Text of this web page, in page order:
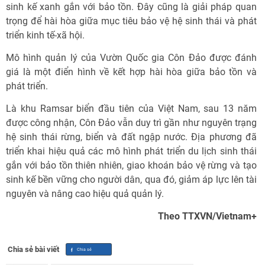
sinh kế xanh gắn với bảo tồn. Đây cũng là giải pháp quan
trọng để hài hòa giữa mục tiêu bảo vệ hệ sinh thái và phát
triển kinh tế-xã hội.
Mô hình quản lý của Vườn Quốc gia Côn Đảo được đánh
giá là một điển hình về kết hợp hài hòa giữa bảo tồn và
phát triển.
Là khu Ramsar biển đầu tiên của Việt Nam, sau 13 năm
được công nhận, Côn Đảo vẫn duy trì gần như nguyên trạng
hệ sinh thái rừng, biển và đất ngập nước. Địa phương đã
triển khai hiệu quả các mô hình phát triển du lịch sinh thái
gắn với bảo tồn thiên nhiên, giao khoán bảo vệ rừng và tạo
sinh kế bền vững cho người dân, qua đó, giảm áp lực lên tài
nguyên và nâng cao hiệu quả quản lý.
Theo TTXVN/Vietnam+
Chia sẻ bài viết